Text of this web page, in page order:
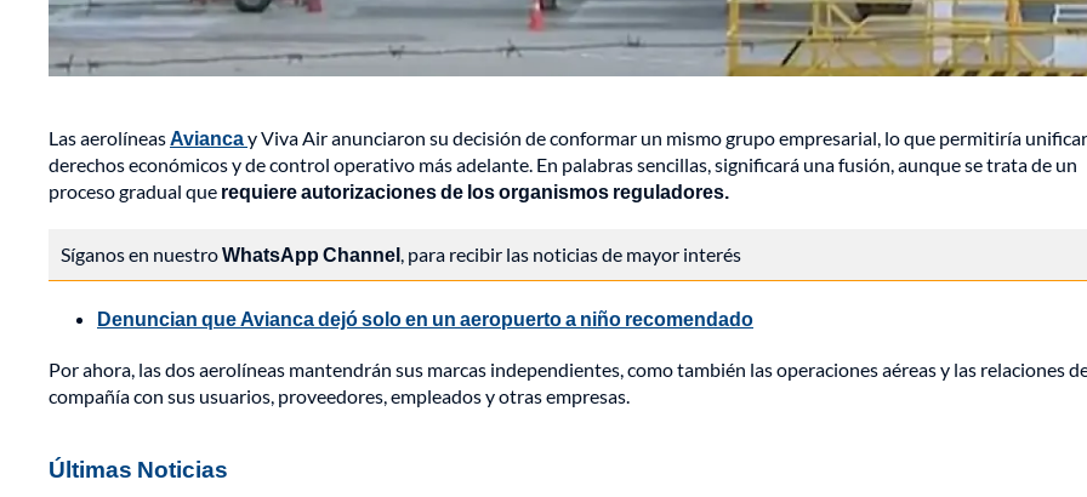
Las aerolíneasAviancay Viva Air anunciaron su decisión de conformar un mismo grupo empresarial, lo que permitiría unificar
derechos económicos y de control operativo más adelante. En palabras sencillas, significará una fusión, aunque se trata de un
proceso gradual que requiere autorizaciones de los organismos reguladores.
Síganos en nuestroWhatsApp Channel, para recibir las noticias de mayor interés
Denuncian que Avianca dejó solo en un aeropuerto a niño recomendado
Por ahora, las dos aerolíneas mantendrán sus marcas independientes, como también las operaciones aéreas y las relaciones
compañía con sus usuarios, proveedores, empleados y otras empresas.
Últimas Noticias